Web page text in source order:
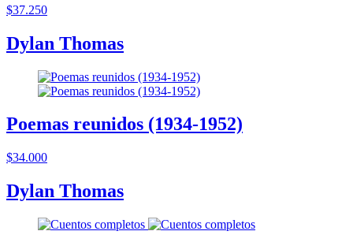
$37.250
Dylan Thomas
Poemas reunidos (1934-1952)
$34.000
Dylan Thomas